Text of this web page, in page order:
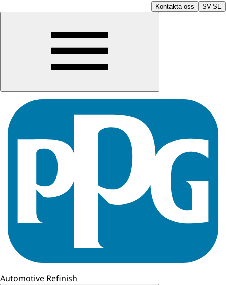
Kontakta oss SV-SE
Automotive Refinish